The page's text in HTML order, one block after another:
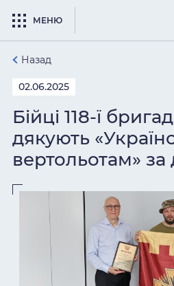
МЕНЮ
Назад
02.06.2025
Бійці 118-ї
дякують
вертольотам»